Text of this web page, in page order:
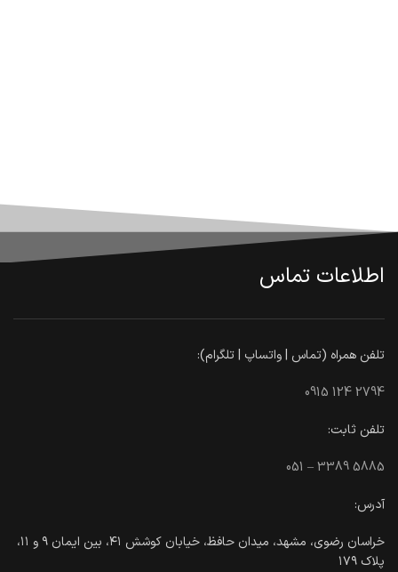
اطلاعات تماس
تلفن همراه (تماس | واتساپ | تلگرام):
0915 124 2794
تلفن ثابت:
051 – 3389 5885
آدرس:
خراسان رضوی، مشهد، میدان حافظ، خیابان کوشش ۴۱، بین ایمان ۹ و ۱۱،
پلاک ۱۷۹